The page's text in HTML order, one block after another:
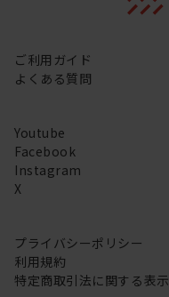
ご利用ガイド
よくある質問
Youtube
Facebook
Instagram
X
プライバシーポリシー
利用規約
特定商取引法に関する表示